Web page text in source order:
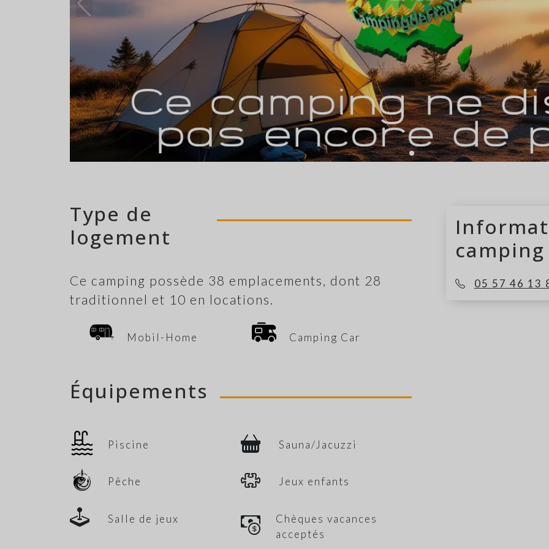
38 emplacements camping ouvert
camping
05 57 46 13
Type de
logement
Ce camping possède 38 emplacements, dont 28
traditionnel et 10 en locations.
Mobil-Home Camping Car
Équipements
Piscine Sauna/Jacuzzi
Pêche Jeux enfants
Salle de jeux
Chèques vacances
acceptés